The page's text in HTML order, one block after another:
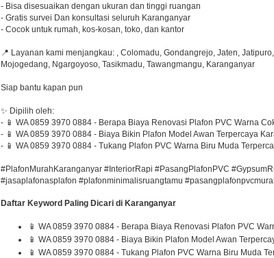
- Bisa disesuaikan dengan ukuran dan tinggi ruangan
- Gratis survei Dan konsultasi seluruh Karanganyar
- Cocok untuk rumah, kos-kosan, toko, dan kantor
📍 Layanan kami menjangkau: , Colomadu, Gondangrejo, Jaten,
Mojogedang, Ngargoyoso, Tasikmadu, Tawangmangu, Karanganyar
Siap bantu kapan pun
✨ Dipilih oleh:
- 📱 WA 0859 3970 0884 - Berapa Biaya Renovasi Plafon PVC Warna
- 📱 WA 0859 3970 0884 - Biaya Bikin Plafon Model Awan Terpercaya
- 📱 WA 0859 3970 0884 - Tukang Plafon PVC Warna Biru Muda
#PlafonMurahKaranganyar #InteriorRapi #PasangPlafonPVC
#jasaplafonasplafon #plafonminimalisruangtamu
Daftar Keyword Paling Dicari di Karanganyar
📱 WA 0859 3970 0884 - Berapa Biaya Renovasi Plafon PVC
📱 WA 0859 3970 0884 - Biaya Bikin Plafon Model Awan
📱 WA 0859 3970 0884 - Tukang Plafon PVC Warna Biru Muda